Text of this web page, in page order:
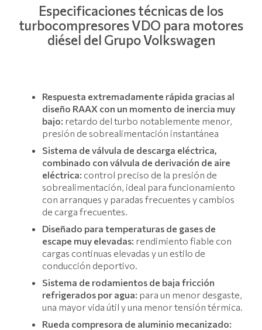
Especificaciones técnicas de los
turbocompresores VDO para motores
diésel del Grupo Volkswagen
Respuesta extremadamente rápida gracias al
diseño RAAX con un momento de inercia muy
bajo: retardo del turbo notablemente menor,
presión de sobrealimentación instantánea
Sistema de válvula de descarga eléctrica,
combinado con válvula de derivación de aire
eléctrica: control preciso de la presión de
sobrealimentación, ideal para funcionamiento
con arranques y paradas frecuentes y cambios
de carga frecuentes.
Diseñado para temperaturas de gases de
escape muy elevadas: rendimiento fiable con
cargas continuas elevadas y un estilo de
conducción deportivo.
Sistema de rodamientos de baja fricción
refrigerados por agua: para un menor desgaste,
una mayor vida útil y una menor tensión térmica.
Rueda compresora de aluminio mecanizado: